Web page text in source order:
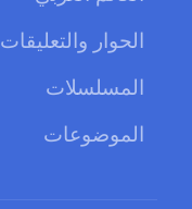
الحوار والتعليقات
المسلسلات
الموضوعات